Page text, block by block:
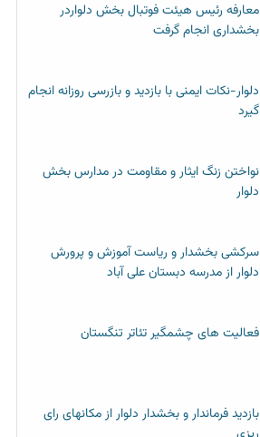
معارفه رئیس هیئت فوتبال بخش دلواردر
بخشداری انجام گرفت
دلوار-نکات ایمنی با بازدید و بازرسی روزانه انجام
گیرد
نواختن زنگ ایثار و مقاومت در مدارس بخش
دلوار
سرکشی بخشدار و ریاست آموزش و پرورش
دلوار از مدرسه دبستان علی آباد
فعالیت های چشمگیر تئاتر تنگستان
بازدید فرماندار و بخشدار دلوار از مکانهای رای